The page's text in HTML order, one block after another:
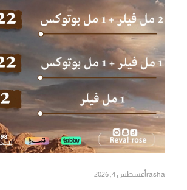
rasha أغسطس 4, 2026